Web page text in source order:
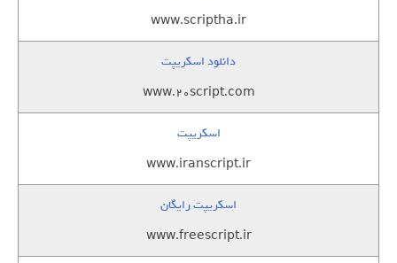
www.scriptha.ir
دانلود اسکریپت
www.20script.com
اسکریپت
www.iranscript.ir
اسکریپت رایگان
www.freescript.ir